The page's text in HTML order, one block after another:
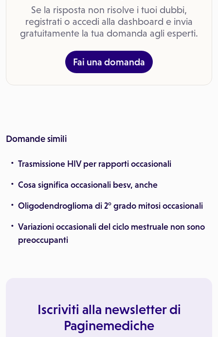
Se la risposta non risolve i tuoi dubbi,
registrati o accedi alla dashboard e invia
gratuitamente la tua domanda agli esperti.
Fai una domanda
Domande simili
Trasmissione HIV per rapporti occasionali
Cosa significa occasionali besv, anche
Oligodendroglioma di 2° grado mitosi occasionali
Variazioni occasionali del ciclo mestruale non sono
preoccupanti
Iscriviti alla newsletter di
Paginemediche